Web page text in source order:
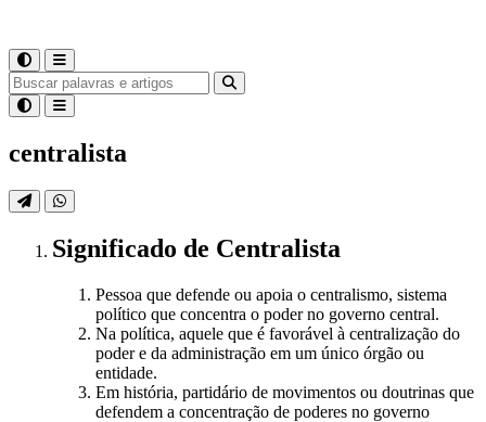
centralista
Significado de Centralista
Pessoa que defende ou apoia o centralismo, sistema
político que concentra o poder no governo central.
Na política, aquele que é favorável à centralização do
poder e da administração em um único órgão ou
entidade.
Em história, partidário de movimentos ou doutrinas que
defendem a concentração de poderes no governo